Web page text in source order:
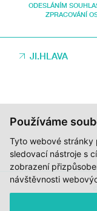
Používáme
Tyto webové stránky
sledovací nástroje s
zobrazení
návštěvnosti
ODESLÁNÍM
ZPRACOVÁNÍ
JI.HLAVA
ZA PODPORY